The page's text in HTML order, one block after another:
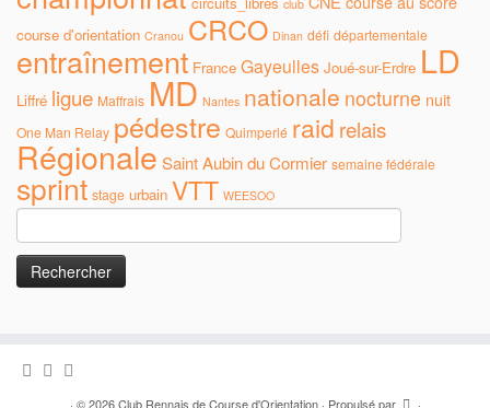
club
course d'orientation Cranou CRCO Dinan défi départementale
entraînement France Gayeulles Joué-sur-Erdre LD
Liffré ligue Maffrais MD Nantes nationale nocturne nuit
One Man Relay pédestre Quimperlé raid relais
Régionale Saint Aubin du Cormier semaine fédérale
sprint stage urbain VTT WEESOO
· © 2026 Club Rennais de Course d'Orientation· Propulsé par ·